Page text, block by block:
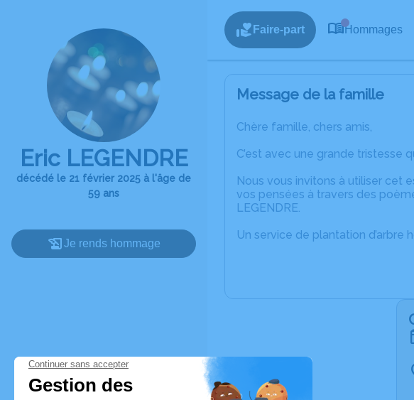
Eric LEGENDRE
décédé le 21 février 2025 à l'âge de
59 ans
Je rends hommage
Faire-part Hommages
Message de la famille
Chère famille, chers amis,
C’est avec une grande tristesse
Nous vous invitons à utiliser cet
vos pensées à travers des
LEGENDRE.
Un service de plantation d’arbre